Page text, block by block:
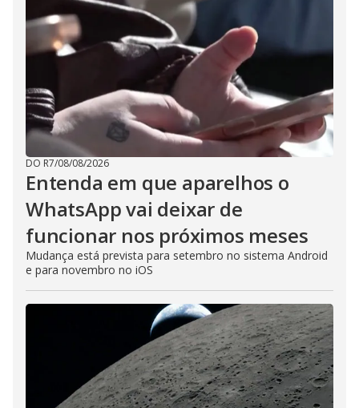
DO R7/08/08/2026
Entenda em que aparelhos o
WhatsApp vai deixar de
funcionar nos próximos meses
Mudança está prevista para setembro no sistema Android
e para novembro no iOS